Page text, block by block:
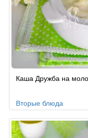
поКаша Дружба на
Вторые блюда